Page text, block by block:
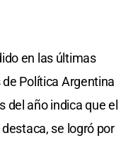
en las últimas
Política Argentina
del año indica que el
se logró por